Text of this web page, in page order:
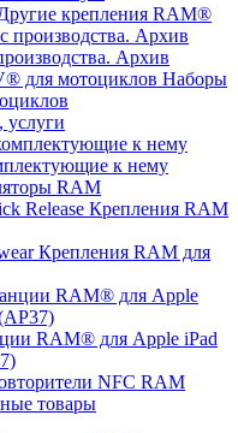
крепления RAM®
Архив
Наборы
услуги
к нему
RAM
Крепления RAM
Крепления RAM для
RAM® для Apple iPad
NFC RAM
товары